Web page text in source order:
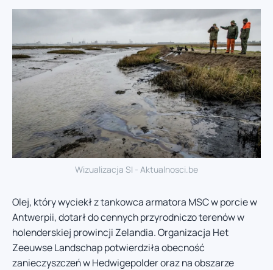
Wizualizacja SI - Aktualnosci.be
Olej, który wyciekł z tankowca armatora MSC w porcie w
Antwerpii, dotarł do cennych przyrodniczo terenów w
holenderskiej prowincji Zelandia. Organizacja Het
Zeeuwse Landschap potwierdziła obecność
zanieczyszczeń w Hedwigepolder oraz na obszarze